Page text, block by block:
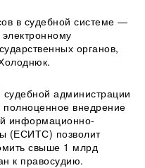
в судебной системе —
органов,
судебной администрации
полноценное внедрение
информационно-
(ЕСИТС) позволит
свыше 1 млрд
к правосудию.